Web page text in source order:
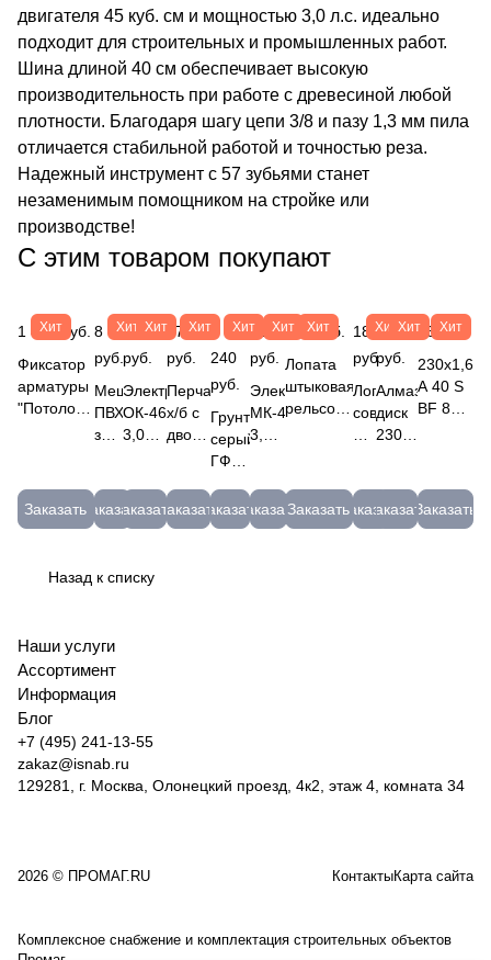
двигателя 45 куб. см и мощностью 3,0 л.с. идеально
подходит для строительных и промышленных работ.
Шина длиной 40 см обеспечивает высокую
производительность при работе с древесиной любой
плотности. Благодаря шагу цепи 3/8 и пазу 1,3 мм пила
отличается стабильной работой и точностью реза.
Надежный инструмент с 57 зубьями станет
незаменимым помощником на стройке или
производстве!
С этим товаром покупают
Хит
1 413 руб.
Фиксатор
арматуры
"Потолочная
40мм;
45мм;
101203103550
Заказать
Хит
8
руб.
Мешок
ПВХ,
зеленый
Заказать
Хит
447
руб.
Электроды
ОК-46.00
3,0х350мм
ОК-46.00
Заказать
Хит
27
руб.
Перчатки
х/б с
двойным
латексным
"Люкс"
7005
Заказать
Хит
2
240
руб.
Грунт
серый
ГФ-021
(б.25кг)
ГФ-021-
Заказать
Хит
367
руб.
Электроды
МК-46.00
3,0мм
МК
46-
Заказать
Хит
196 руб.
Лопата
штыковая
рельсовая
пружинная)
без
Заказать
Хит
183
руб.
Лопата
совковая
Заказать
Хит
497
руб.
Алмазный
диск
230х22,2мм
Заказать
Хит
56 руб.
A 40 S
BF 80 2
отр.
мет.+нерж
Заказать
Назад к списку
Наши услуги
Ассортимент
Информация
Блог
+7 (495) 241-13-55
zakaz@isnab.ru
129281, г. Москва, Олонецкий проезд, 4к2, этаж 4, комната 34
2026 © ПРОМАГ.RU КонтактыКарта сайта
Комплексное снабжение и комплектация строительных объектов